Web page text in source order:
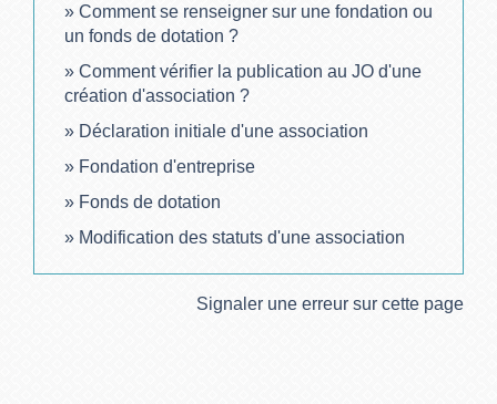
Comment se renseigner sur une fondation ou
un fonds de dotation ?
Comment vérifier la publication au JO d'une
création d'association ?
Déclaration initiale d'une association
Fondation d'entreprise
Fonds de dotation
Modification des statuts d'une association
Signaler une erreur sur cette page